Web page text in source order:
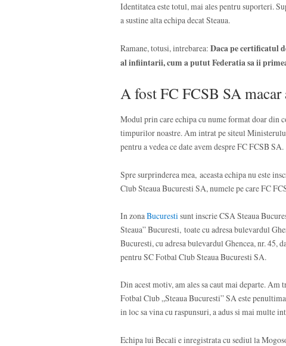
Identitatea este totul, mai ales pentru suporteri.
a sustine alta echipa decat Steaua.
Ramane, totusi, intrebarea: Daca pe certificatul
al infiintarii, cum a putut Federatia sa ii
A fost FC FCSB SA
Modul prin care echipa cu nume format doar din
timpurilor noastre. Am intrat pe siteul
pentru a vedea ce date avem despre FC FCSB SA.
Spre surprinderea mea, aceasta echipa nu este
Club Steaua Bucuresti SA, numele pe care FC
In zonaBucurestisunt inscrie CSA Steaua
Steaua” Bucuresti, toate cu adresa bulevardul
Bucuresti, cu adresa bulevardul Ghencea, nr. 45,
pentru SC Fotbal Club Steaua Bucuresti SA.
Din acest motiv, am ales sa caut mai departe. Am
Fotbal Club „Steaua Bucuresti” SA este
in loc sa vina cu raspunsuri, a adus si mai multe
Echipa lui Becali e inregistrata cu sediul la